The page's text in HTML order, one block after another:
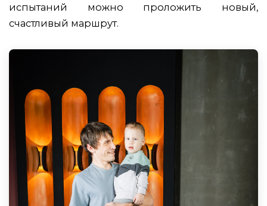
испытаний можно проложить новый,
счастливый маршрут.